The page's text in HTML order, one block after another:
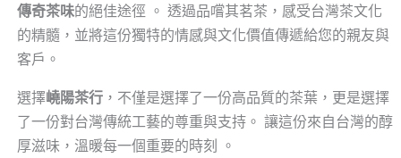
傳奇茶味的絕佳途徑 。 透過品嚐其茗茶，感受台灣茶文化
的精髓，並將這份獨特的情感與文化價值傳遞給您的親友與
客戶。
選擇嶢陽茶行，不僅是選擇了一份高品質的茶葉，更是選擇
了一份對台灣傳統工藝的尊重與支持。 讓這份來自台灣的醇
厚滋味，溫暖每一個重要的時刻 。